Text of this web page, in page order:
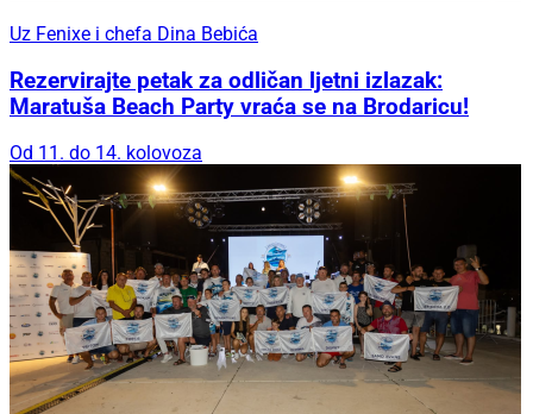
Uz Fenixe i chefa Dina Bebića
Rezervirajte petak za odličan ljetni izlazak:
Maratuša Beach Party vraća se na Brodaricu!
Od 11. do 14. kolovoza